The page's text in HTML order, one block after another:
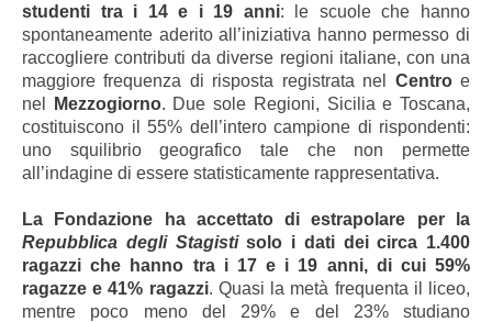
studenti tra i 14 e i 19 anni: le scuole che hanno
spontaneamente aderito all’iniziativa hanno permesso di
raccogliere contributi da diverse regioni italiane, con una
maggiore frequenza di risposta registrata nel Centroe
nel
Mezzogiorno. Due sole Regioni, Sicilia e Toscana,
costituiscono il 55% dell’intero campione di rispondenti:
uno squilibrio geografico tale che non permette
all’indagine di essere statisticamente rappresentativa.
La Fondazione ha accettato di estrapolare per la
Repubblica degli Stagistisolo i dati dei circa 1.400
ragazzi che hanno tra i 17 e i 19 anni, di cui 59%
ragazze e 41% ragazzi. Quasi la metà frequenta il liceo,
mentre poco meno del 29% e del 23% studiano